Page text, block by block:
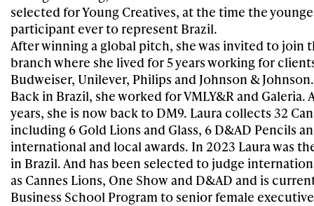
selected for Young Creatives, at the time the
participant ever to represent Brazil.
After winning a global pitch, she was invited to join
branch where she lived for 5 years working for
Budweiser, Unilever, Philips and Johnson & Johnson.
Back in Brazil, she worked for VMLY&R and Galeria.
years, she is now back to DM9. Laura collects 32
including 6 Gold Lions and Glass, 6 D&AD Pencils
international and local awards. In 2023 Laura was
in Brazil. And has been selected to judge
as Cannes Lions, One Show and D&AD and is
Business School Program to senior female